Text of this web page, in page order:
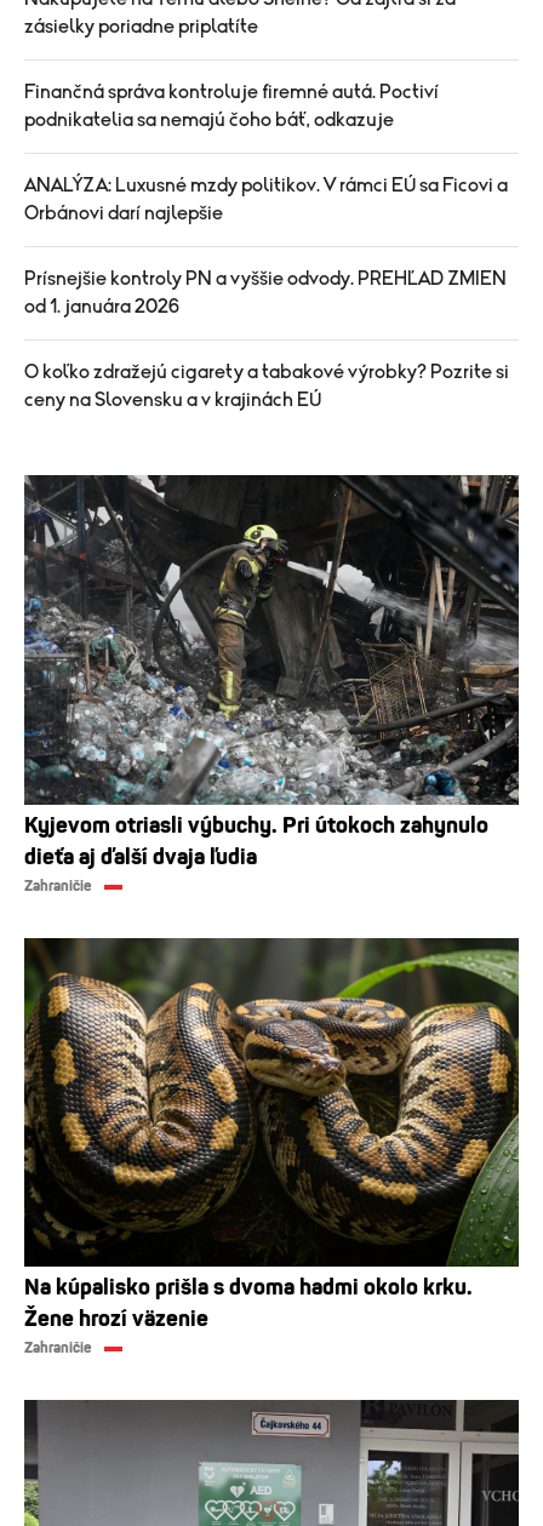
zásielky poriadne priplatíte
Finančná správa kontroluje firemné autá. Poctiví
podnikatelia sa nemajú čoho báť, odkazuje
ANALÝZA: Luxusné mzdy politikov. V rámci EÚ sa Ficovi a
Orbánovi darí najlepšie
Prísnejšie kontroly PN a vyššie odvody. PREHĽAD ZMIEN
od 1. januára 2026
O koľko zdražejú cigarety a tabakové výrobky? Pozrite si
ceny na Slovensku a v krajinách EÚ
Kyjevom otriasli výbuchy. Pri útokoch zahynulo
dieťa aj ďalší dvaja ľudia
Zahraničie
Na kúpalisko prišla s dvoma hadmi okolo krku.
Žene hrozí väzenie
Zahraničie